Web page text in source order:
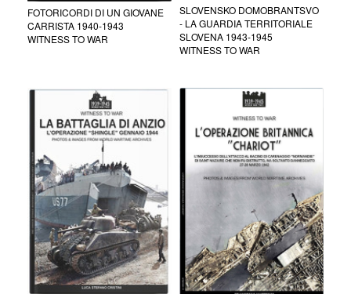
FOTORICORDI DI UN GIOVANE
CARRISTA 1940-1943
WITNESS TO WAR
SLOVENSKO DOMOBRANTSVO
- LA GUARDIA TERRITORIALE
SLOVENA 1943-1945
WITNESS TO WAR